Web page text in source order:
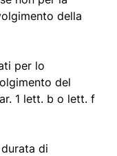
della
per lo
del
1 lett. b o lett. f
di